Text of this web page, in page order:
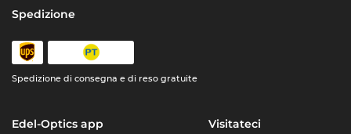
Spedizione
Spedizione di consegna e di reso gratuite
Edel-Optics app Visitateci